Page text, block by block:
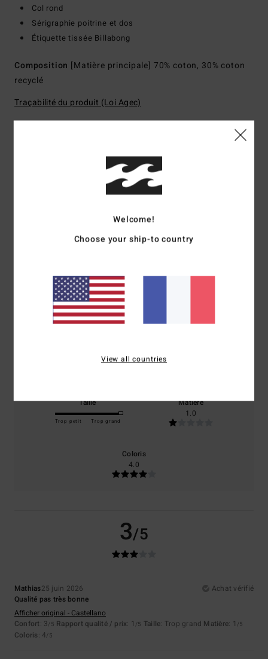
Col rond
Sérigraphie poitrine et dos
Étiquette tissée Billabong
Composition [Matière principale] 70% coton, 30% coton
recyclé
Traçabilité du produit (Loi Agec)
Note moyenne
3.0
basé sur1 avis vérifiés
0% de nos clients recommandent ce produit
Taille
Trop petit Trop grand
Matière
1.0
Coloris
4.0
3/5
Mathias25 juin 2026
Achat vérifié
Qualité pas très bonne
Afficher original - Castellano
Confort: 3/5 Rapport qualité / prix: 1 /5 Taille: Trop grand Matière: 1 /5
Coloris: 4/5
Welcome!
Choose your ship-to country
View all countries